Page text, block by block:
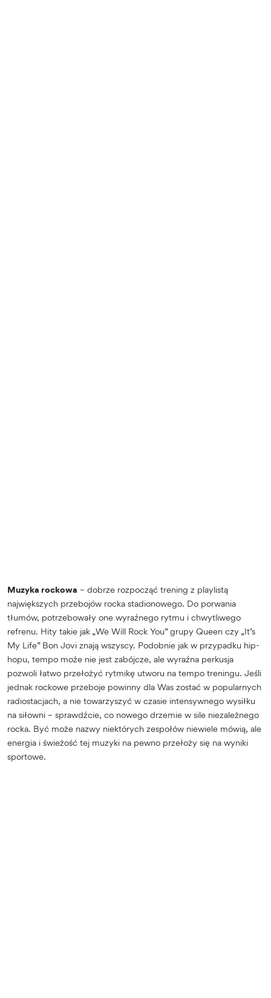
Muzyka rockowa – dobrze rozpocząć trening z playlistą
największych przebojów rocka stadionowego. Do porwania
tłumów, potrzebowały one wyraźnego rytmu i chwytliwego
refrenu. Hity takie jak „We Will Rock You” grupy Queen czy „It’s
My Life” Bon Jovi znają wszyscy. Podobnie jak w przypadku hip-
hopu, tempo może nie jest zabójcze, ale wyraźna perkusja
pozwoli łatwo przełożyć rytmikę utworu na tempo treningu. Jeśli
jednak rockowe przeboje powinny dla Was zostać w popularnych
radiostacjach, a nie towarzyszyć w czasie intensywnego wysiłku
na siłowni – sprawdźcie, co nowego drzemie w sile niezależnego
rocka. Być może nazwy niektórych zespołów niewiele mówią, ale
energia i świeżość tej muzyki na pewno przełoży się na wyniki
sportowe.